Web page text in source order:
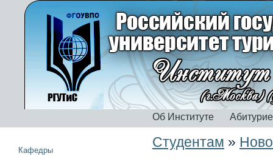
Об Институте
Студентам »
Кафедры